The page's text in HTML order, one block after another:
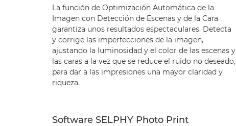
La función de Optimización Automática de la
Imagen con Detección de Escenas y de la Cara
garantiza unos resultados espectaculares. Detecta
y corrige las imperfecciones de la imagen,
ajustando la luminosidad y el color de las escenas y
las caras a la vez que se reduce el ruido no deseado,
para dar a las impresiones una mayor claridad y
riqueza.
Software SELPHY Photo Print